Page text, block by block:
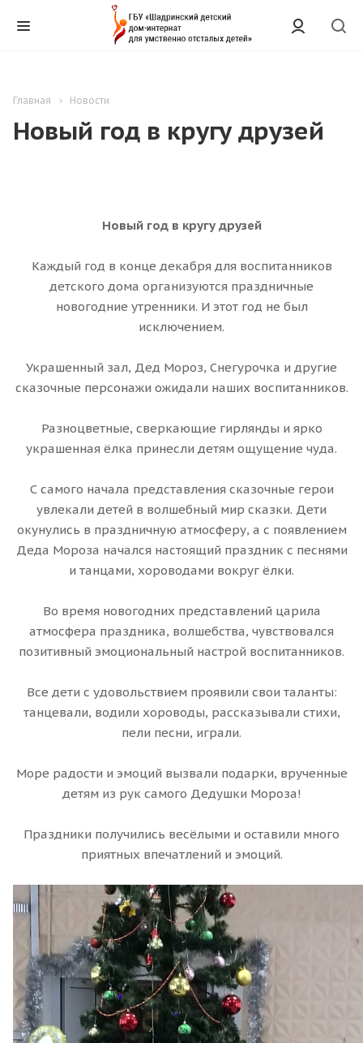
Главная Новости
Новый год в кругу друзей
Новый год в кругу друзей
Каждый год в конце декабря для воспитанников
детского дома организуются праздничные
новогодние утренники. И этот год не был
исключением.
Украшенный зал, Дед Мороз, Снегурочка и другие
сказочные персонажи ожидали наших воспитанников.
Разноцветные, сверкающие гирлянды и ярко
украшенная ёлка принесли детям ощущение чуда.
С самого начала представления сказочные герои
увлекали детей в волшебный мир сказки. Дети
окунулись в праздничную атмосферу, а с появлением
Деда Мороза начался настоящий праздник с песнями
и танцами, хороводами вокруг ёлки.
Во время новогодних представлений царила
атмосфера праздника, волшебства, чувствовался
позитивный эмоциональный настрой воспитанников.
Все дети с удовольствием проявили свои таланты:
танцевали, водили хороводы, рассказывали стихи,
пели песни, играли.
Море радости и эмоций вызвали подарки, врученные
детям из рук самого Дедушки Мороза!
Праздники получились весёлыми и оставили много
приятных впечатлений и эмоций.